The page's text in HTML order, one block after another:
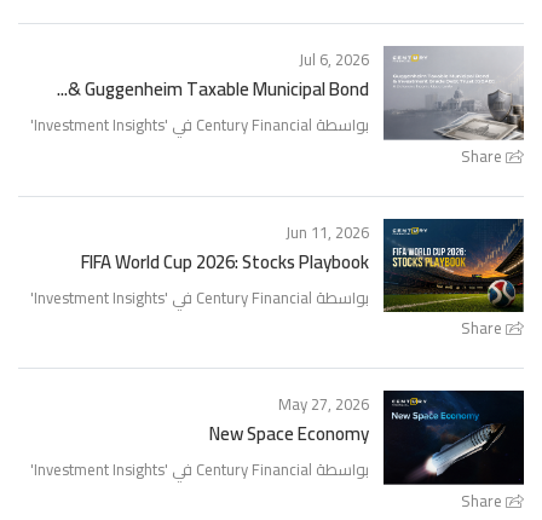
Share
Jul 6, 2026
Guggenheim Taxable Municipal Bond &...
بواسطة Century Financial في ' Investment Insights
'
Share
Jun 11, 2026
FIFA World Cup 2026: Stocks Playbook
بواسطة Century Financial في ' Investment Insights
'
Share
May 27, 2026
New Space Economy
بواسطة Century Financial في ' Investment Insights
'